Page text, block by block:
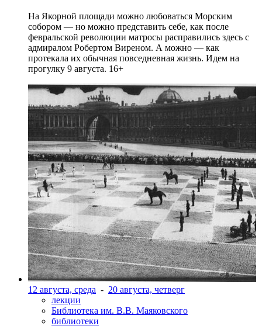
На Якорной площади можно любоваться Морским
собором — но можно представить себе, как после
февральской революции матросы расправились здесь с
адмиралом Робертом Виреном. А можно — как
протекала их обычная повседневная жизнь. Идем на
прогулку 9 августа. 16+
12 августа, среда - 20 августа, четверг
лекции
Библиотека им. В.В. Маяковского
библиотеки